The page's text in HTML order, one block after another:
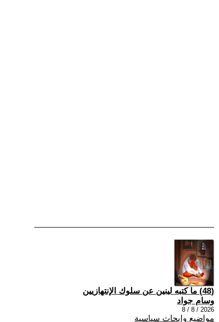
(48) ما كتبه لينين عن سلوك الإنتهازيين
وسام جواد
2026 / 8 / 8
مواضيع وابحاث سياسية